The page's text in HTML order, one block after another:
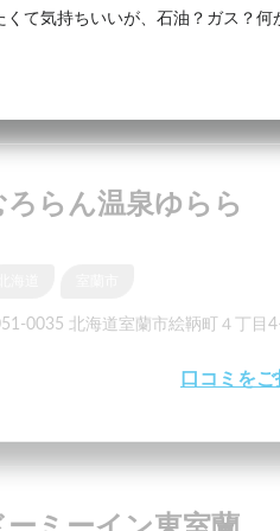
くて気持ちいいが、石油？ガス？何
ろらん温泉ゆらら
0035 北海道室蘭市絵鞆町４丁目
口コミを